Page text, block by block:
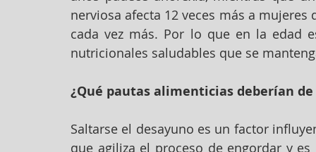
nerviosa afecta 12 veces más a
cada vez más. Por lo que en la edad
nutricionales saludables que se
¿Qué pautas alimenticias deberían
Saltarse el desayuno es un factor
que agiliza el proceso de engordar y